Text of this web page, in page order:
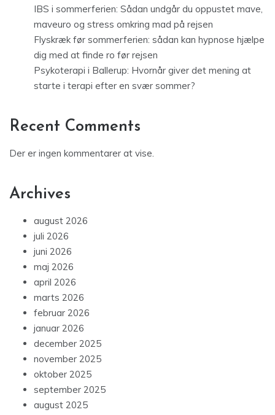
IBS i sommerferien: Sådan undgår du oppustet mave,
maveuro og stress omkring mad på rejsen
Flyskræk før sommerferien: sådan kan hypnose hjælpe
dig med at finde ro før rejsen
Psykoterapi i Ballerup: Hvornår giver det mening at
starte i terapi efter en svær sommer?
Recent Comments
Der er ingen kommentarer at vise.
Archives
august 2026
juli 2026
juni 2026
maj 2026
april 2026
marts 2026
februar 2026
januar 2026
december 2025
november 2025
oktober 2025
september 2025
august 2025